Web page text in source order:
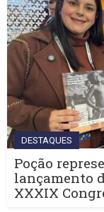
DESTAQUES
Poção
lançamento
XXXIX